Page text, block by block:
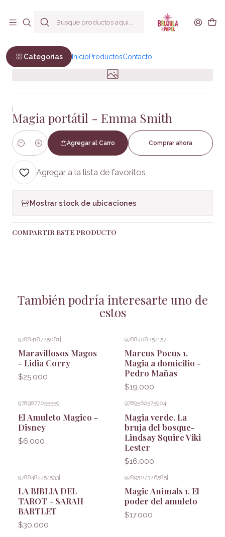
Categorías InicioProductosContacto
HISTORIA Y BIOGRAFIAS
|
Magia portátil - Emma Smith
Cantidad
Agregar al Carro Comprar ahora
Agregar a la lista de favoritos
Mostrar stock de ubicaciones
COMPARTIR ESTE PRODUCTO
También podría interesarte uno de
estos
9788418725081
Maravillosos Magos
- Lidia Corry
$25.000
9788408254157
Marcus Pocus 1.
Magia a domicilio -
Pedro Mañas
$19.000
9789877055559
El Amuleto Magico -
Disney
$6.000
9789562575904
Magia verde. La
bruja del bosque-
Lindsay Squire Viki
Lester
$16.000
9788484454533|
LA BIBLIA DEL
TAROT - SARAH
BARTLET
$30.000
9789507326585|
Magic Animals 1. El
poder del amuleto
$17.000